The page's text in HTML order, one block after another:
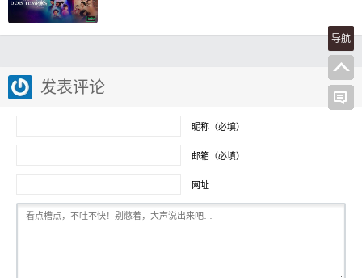
发表评论
昵称（必填）
邮箱（必填）
网址
导航